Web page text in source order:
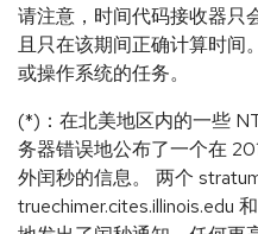
请注意，时间代码接收器只
且只在该期间正确计算时
或操作系统的任务。
(*)：在北美地区内的一些
务器错误地公布了一个在
外闰秒的信息。 两个
truechimer.cites.illinois.edu